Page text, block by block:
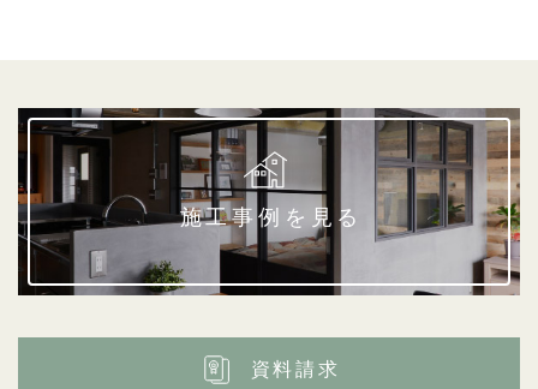
施工事例を見る
資料請求